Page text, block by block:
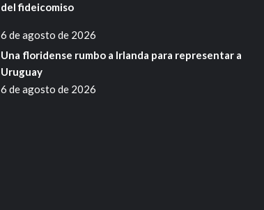
del fideicomiso
6 de agosto de 2026
Una floridense rumbo a Irlanda para representar a
Uruguay
6 de agosto de 2026